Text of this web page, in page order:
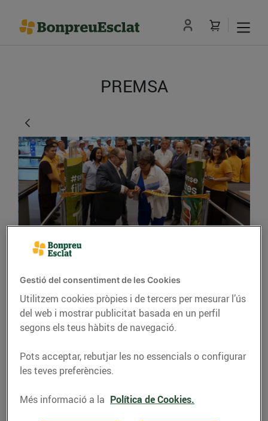
PREMSA
Nou supermercat Esclat
a Tossa de Mar
L’establiment té una superfície de vendes
Amb l’obertura del supermercat s’han
creat 29 llocs de treball a la localitat
Gestió del consentiment de les Cookies
Utilitzem cookies pròpies i de tercers per mesurar l’ús
del web i mostrar publicitat basada en un perfil
segons els teus hàbits de navegació.
Pots acceptar, rebutjar les no essencials o configurar
les teves preferències.
Més informació a la Política de Cookies.